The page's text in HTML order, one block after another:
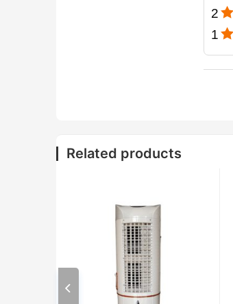
2
1
Related products